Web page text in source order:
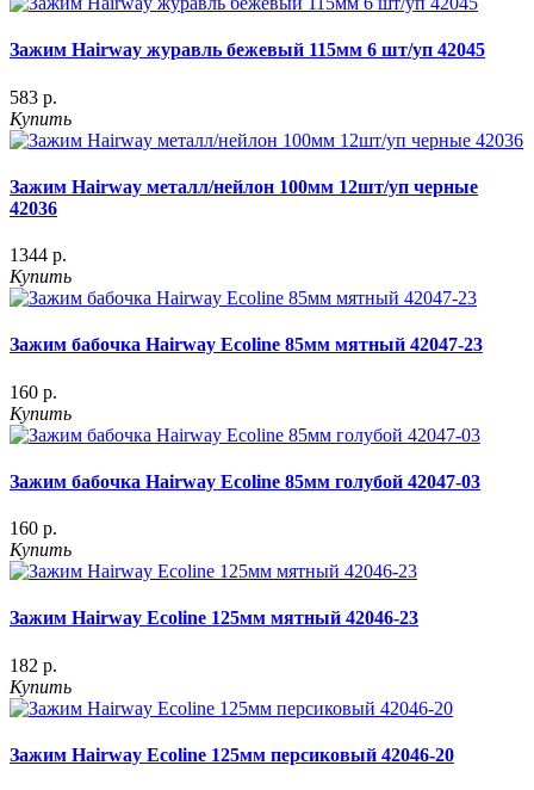
Зажим Hairway журавль бежевый 115мм 6 шт/уп 42045
583 р.
Купить
Зажим Hairway металл/нейлон 100мм 12шт/уп черные
42036
1344 р.
Купить
Зажим бабочка Hairway Ecoline 85мм мятный 42047-23
160 р.
Купить
Зажим бабочка Hairway Ecoline 85мм голубой 42047-03
160 р.
Купить
Зажим Hairway Ecoline 125мм мятный 42046-23
182 р.
Купить
Зажим Hairway Ecoline 125мм персиковый 42046-20